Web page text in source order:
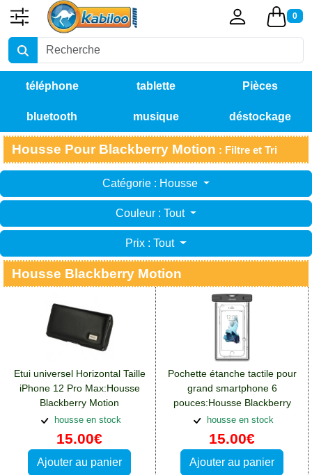
0
téléphone tablette Pièces
détachées
bluetooth musique déstockage
Housse Pour Blackberry Motion : Filtre et Tri
Catégorie : Housse
Couleur : Tout
Prix : Tout
Housse Blackberry Motion
Etui universel Horizontal Taille
iPhone 12 Pro Max:Housse
Blackberry Motion
housse en stock
15.00€
Ajouter au panier
Pochette étanche tactile pour
grand smartphone 6
pouces:Housse Blackberry
Motion
housse en stock
15.00€
Ajouter au panier